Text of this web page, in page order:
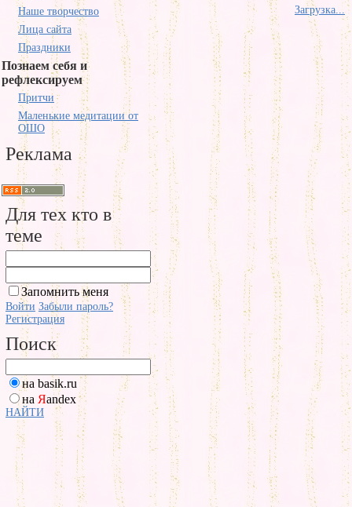
Наше творчество
Лица сайта
Праздники
Познаем себя и
рефлексируем
Притчи
Маленькие медитации от
ОШО
Реклама
Для тех кто в
теме
Запомнить меня
Войти Забыли пароль?
Регистрация
Поиск
на basik.ru
на Яandex
НАЙТИ
Загрузка...